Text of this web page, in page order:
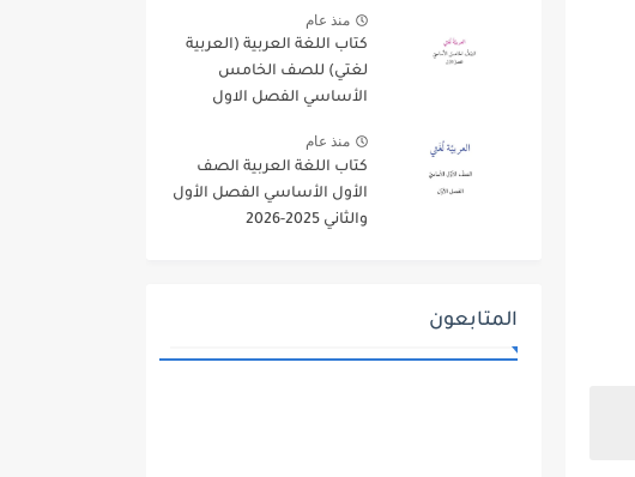
منذ عام
كتاب اللغة العربية (العربية
لغتي) للصف الخامس
الأساسي الفصل الاول
منذ عام
كتاب اللغة العربية الصف
الأول الأساسي الفصل الأول
والثاني 2025-2026
المتابعون